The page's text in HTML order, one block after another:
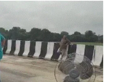
ജിംനിയുടെ കരുത്തൻ
'റിനോ' പതിപ്പ് എത്തി;
എന്താണ് സവിശേഷത?